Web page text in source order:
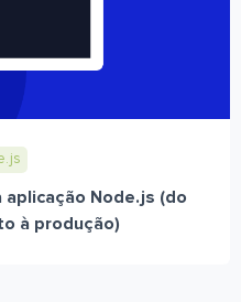
aplicação Node.js (do
à produção)